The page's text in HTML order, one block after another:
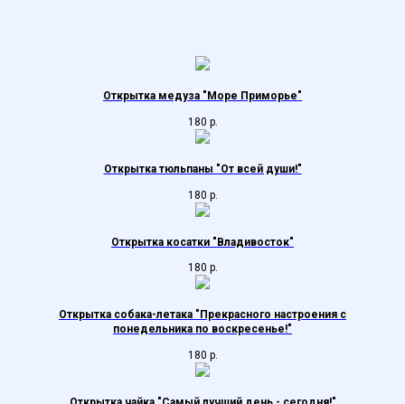
Открытка медуза "Море Приморье"
180 р.
Открытка тюльпаны "От всей души!"
180 р.
Открытка косатки "Владивосток"
180 р.
Открытка собака-летака "Прекрасного настроения с
понедельника по воскресенье!"
180 р.